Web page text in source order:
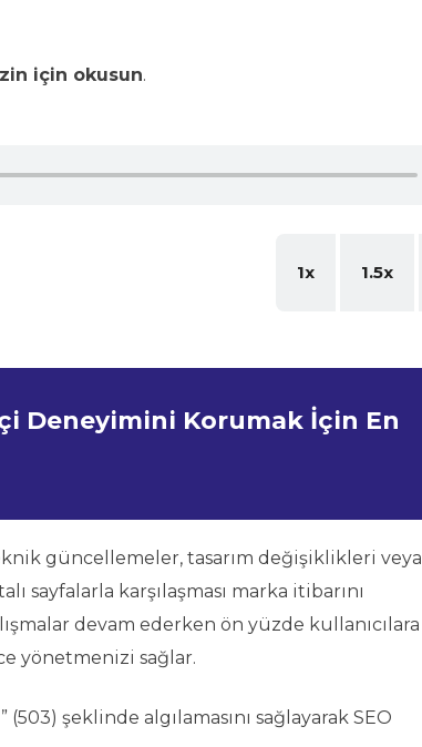
için okusun.
1x 1.5x
Deneyimini Korumak İçin En
güncellemeler, tasarım değişiklikleri veya
sayfalarla karşılaşması marka itibarını
devam ederken ön yüzde kullanıcılara
yönetmenizi sağlar.
şeklinde algılamasını sağlayarak SEO